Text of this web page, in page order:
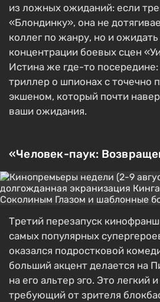
из ложных ожиданий: если
«Блондинку», она не
коллег по жанру, но и ожидать
концентрации боевых сцен
Истина же где-то посередине:
триллер о шпионах с точечно
экшеном, который почти
ваши ожидания.
«Человек-паук:
Третий перезапуск
самых популярных
оказался подростковой
больший акцент делается на
на его альтер эго. Это легкий
требующий от зрителя